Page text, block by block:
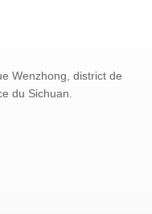
Wenzhong, district de
du Sichuan.